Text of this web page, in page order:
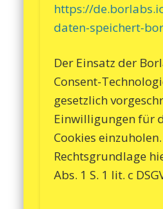
https://
daten-speichert-
Der Einsatz der
Consent-
gesetzlich
Einwilligungen für
Cookies einzuholen.
Rechtsgrundlage
Abs. 1 S. 1 lit. c